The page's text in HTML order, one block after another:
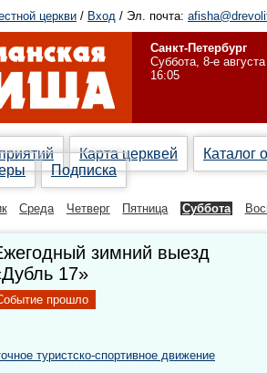
церкви / Вход / Эл. почта:
Санкт-Петербург
Суббота, 8-е августа
16:05
Карта церквей
Каталог
Подписка
Среда Четверг Пятница Суббота
зимний выезд
17»
прошло
туристско-спортивное движение